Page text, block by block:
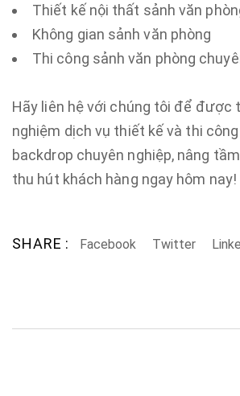
Thiết kế nội thất sảnh văn
Không gian sảnh văn phòng
Thi công sảnh văn phòng
Hãy liên hệ với chúng tôi để được
nghiệm dịch vụ thiết kế và thi
backdrop chuyên nghiệp, nâng
thu hút khách hàng ngay hôm nay!
SHARE : Facebook Twitter